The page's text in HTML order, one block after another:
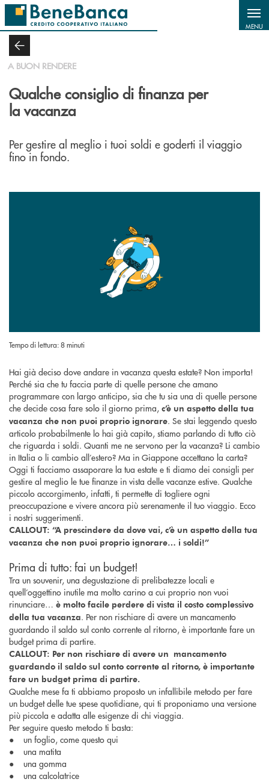
Salta al contenuto principale
MENU
A BUON RENDERE
Qualche consiglio di finanza per
la vacanza
Per gestire al meglio i tuoi soldi e goderti il viaggio
fino in fondo.
Tempo di lettura: 8 minuti
Hai già deciso dove andare in vacanza questa estate? Non importa!
Perché sia che tu faccia parte di quelle persone che amano
programmare con largo anticipo, sia che tu sia una di quelle persone
che decide cosa fare solo il giorno prima, c’è un aspetto della tua
vacanza che non puoi proprio ignorare. Se stai leggendo questo
articolo probabilmente lo hai già capito, stiamo parlando di tutto ciò
che riguarda i soldi. Quanti me ne servono per la vacanza? Li cambio
in Italia o li cambio all’estero? Ma in Giappone accettano la carta?
Oggi ti facciamo assaporare la tua estate e ti diamo dei consigli per
gestire al meglio le tue finanze in vista delle vacanze estive. Qualche
piccolo accorgimento, infatti, ti permette di togliere ogni
preoccupazione e vivere ancora più serenamente il tuo viaggio. Ecco
i nostri suggerimenti.
CALLOUT: “A prescindere da dove vai, c’è un aspetto della tua
vacanza che non puoi proprio ignorare… i soldi!”
Prima di tutto: fai un budget!
Tra un souvenir, una degustazione di prelibatezze locali e
quell’oggettino inutile ma molto carino a cui proprio non vuoi
rinunciare… è molto facile perdere di vista il costo complessivo
della tua vacanza. Per non rischiare di avere un mancamento
guardando il saldo sul conto corrente al ritorno, è importante fare un
budget prima di partire.
CALLOUT: Per non rischiare di avere un mancamento
guardando il saldo sul conto corrente al ritorno, è importante
fare un budget prima di partire.
Qualche mese fa ti abbiamo proposto un infallibile metodo per fare
un budget delle tue spese quotidiane, qui ti proponiamo una versione
più piccola e adatta alle esigenze di chi viaggia.
Per seguire questo metodo ti basta:
● un foglio, come questo qui
● una matita
● una gomma
● una calcolatrice